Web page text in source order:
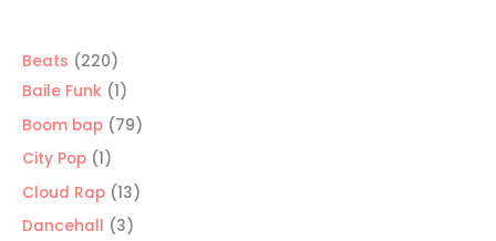
Beats 220220
productos
Baile Funk 11
producto
Boom bap 7979
City Pop 11
producto
Cloud Rap 1313
productos
Dancehall 33